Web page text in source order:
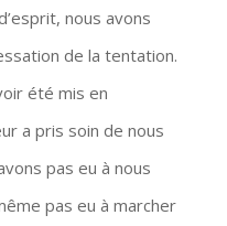
nous avons
de la tentation.
été mis en
a pris soin de nous
pas eu à nous
pas eu à marcher